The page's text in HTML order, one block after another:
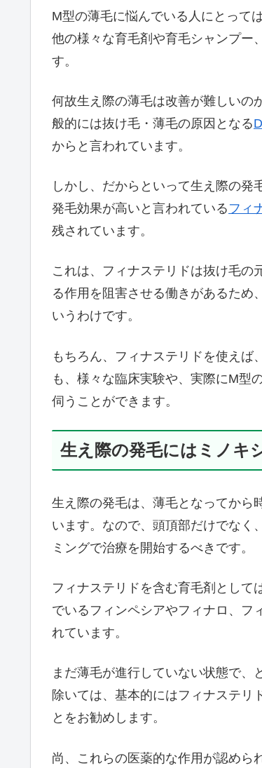
M型の薄毛に悩んでいる人にとって
他の様々な育毛剤や育毛シャンプー
す。
何故生え際の薄毛は改善が難しいの
般的には抜け毛・薄毛の原因となる
からと言われています。
しかし、だからといって生え際の発
発毛効果が高いと言われている フィ
残されています。
これは、フィナステリドは抜け毛の
る作用を阻害させる働きがあるため
いうわけです。
もちろん、フィナステリドを使え
も、様々な臨床実験や、実際にM型
伺うことができます。
生え際の発毛にはミノキ
生え際の発毛は、薄毛となってから
います。なので、頭頂部だけでなく
ミングで治療を開始するべきです。
フィナステリドを含む育毛剤として
でいるフィンペシアやフィナロ、フ
れています。
まだ薄毛が進行していない状態で、
除いては、基本的にはフィナステリ
とをお勧めします。
尚、これらの医薬的な作用が認めら